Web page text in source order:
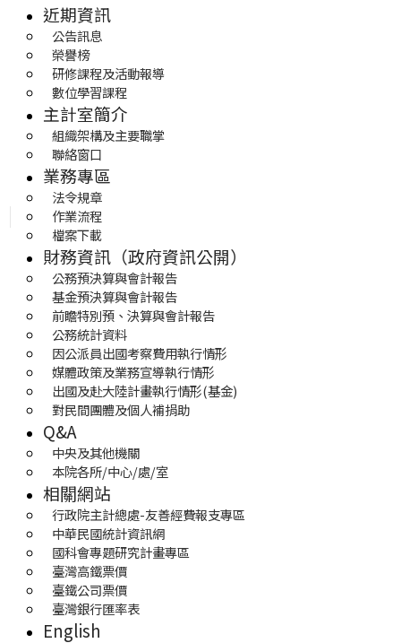
近期資訊
公告訊息
榮譽榜
研修課程及活動報導
數位學習課程
主計室簡介
組織架構及主要職掌
聯絡窗口
業務專區
法令規章
作業流程
檔案下載
財務資訊（政府資訊公開）
公務預決算與會計報告
基金預決算與會計報告
前瞻特別預、決算與會計報告
公務統計資料
因公派員出國考察費用執行情形
媒體政策及業務宣導執行情形
出國及赴大陸計畫執行情形(基金)
對民間團體及個人補捐助
Q&A
中央及其他機關
本院各所/中心/處/室
相關網站
行政院主計總處-友善經費報支專區
中華民國統計資訊網
國科會專題研究計畫專區
臺灣高鐵票價
臺鐵公司票價
臺灣銀行匯率表
English